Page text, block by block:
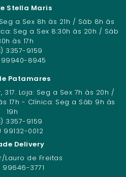
Stella Maris
a Sex 8h às 21h / Sáb 8h às
Seg a Sex 8:30h às 20h / Sáb
às 17h
3357-9159
99940-8945
Patamares
317. Loja: Seg a Sex 7h às 20h /
17h - Clínica: Seg a Sáb 9h às
19h
3357-9159
99132-0012
Delivery
Lauro de Freitas
99646-3771